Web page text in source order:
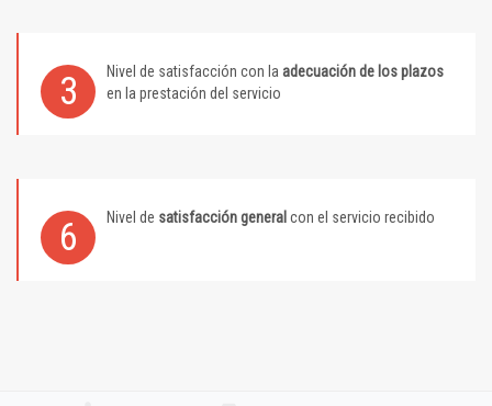
3 Nivel de satisfacción con la adecuación de los plazos
en la prestación del servicio
6 Nivel de satisfacción general con el servicio recibido